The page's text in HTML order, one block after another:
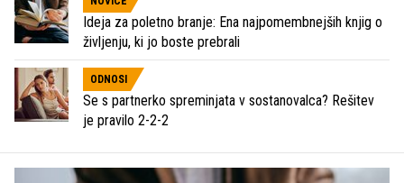
Ideja za poletno branje: Ena najpomembnejših knjig o
življenju, ki jo boste prebrali
ODNOSI
Se s partnerko spreminjata v sostanovalca? Rešitev
je pravilo 2-2-2